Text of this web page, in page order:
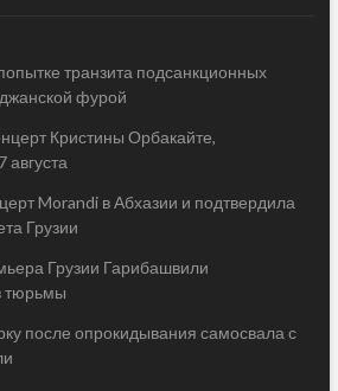
транзита подсанкционных
фурой
Кристины Орбакайте,
Morandi в Абхазии и подтвердила
Грузии
Грузии Гарибашвили
тюрьмы
после опрокидывания самосвала с